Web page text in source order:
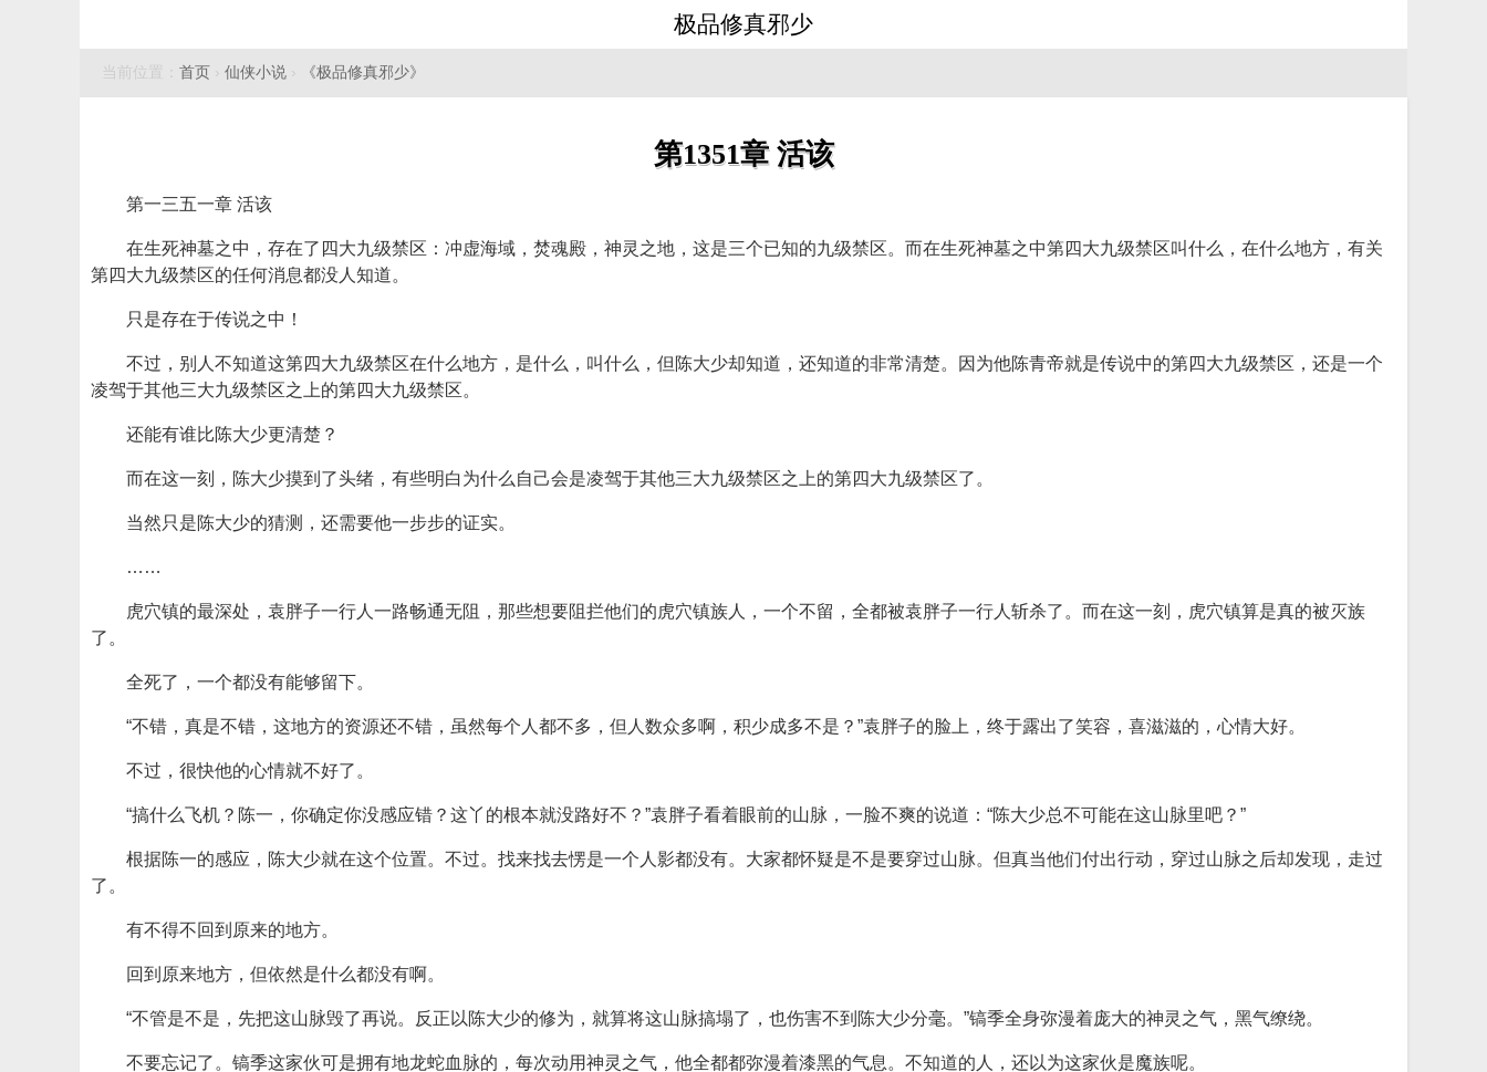
极品修真邪少
当前位置： 首页 › 仙侠小说 › 《极品修真邪少》
第1351章 活该
第一三五一章 活该
在生死神墓之中，存在了四大九级禁区：冲虚海域，焚魂殿，神灵之地，这是三个已知的九级禁区。而在生死神墓之中第四大九级禁区叫什么，在什么地方，有关
第四大九级禁区的任何消息都没人知道。
只是存在于传说之中！
不过，别人不知道这第四大九级禁区在什么地方，是什么，叫什么，但陈大少却知道，还知道的非常清楚。因为他陈青帝就是传说中的第四大九级禁区，还是一个
凌驾于其他三大九级禁区之上的第四大九级禁区。
还能有谁比陈大少更清楚？
而在这一刻，陈大少摸到了头绪，有些明白为什么自己会是凌驾于其他三大九级禁区之上的第四大九级禁区了。
当然只是陈大少的猜测，还需要他一步步的证实。
……
虎穴镇的最深处，袁胖子一行人一路畅通无阻，那些想要阻拦他们的虎穴镇族人，一个不留，全都被袁胖子一行人斩杀了。而在这一刻，虎穴镇算是真的被灭族
了。
全死了，一个都没有能够留下。
“不错，真是不错，这地方的资源还不错，虽然每个人都不多，但人数众多啊，积少成多不是？”袁胖子的脸上，终于露出了笑容，喜滋滋的，心情大好。
不过，很快他的心情就不好了。
“搞什么飞机？陈一，你确定你没感应错？这丫的根本就没路好不？”袁胖子看着眼前的山脉，一脸不爽的说道：“陈大少总不可能在这山脉里吧？”
根据陈一的感应，陈大少就在这个位置。不过。找来找去愣是一个人影都没有。大家都怀疑是不是要穿过山脉。但真当他们付出行动，穿过山脉之后却发现，走过
了。
有不得不回到原来的地方。
回到原来地方，但依然是什么都没有啊。
“不管是不是，先把这山脉毁了再说。反正以陈大少的修为，就算将这山脉搞塌了，也伤害不到陈大少分毫。”镐季全身弥漫着庞大的神灵之气，黑气缭绕。
不要忘记了。镐季这家伙可是拥有地龙蛇血脉的，每次动用神灵之气，他全都都弥漫着漆黑的气息。不知道的人，还以为这家伙是魔族呢。